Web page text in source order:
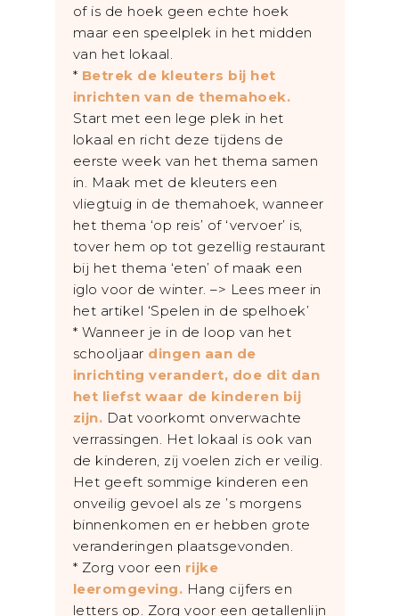
of is de hoek geen echte hoek
maar een speelplek in het midden
van het lokaal.
* Betrek de kleuters bij het
inrichten van de themahoek.
Start met een lege plek in het
lokaal en richt deze tijdens de
eerste week van het thema samen
in. Maak met de kleuters een
vliegtuig in de themahoek, wanneer
het thema ‘op reis’ of ‘vervoer’ is,
tover hem op tot gezellig restaurant
bij het thema ‘eten’ of maak een
iglo voor de winter. –> Lees meer in
het artikel ‘Spelen in de spelhoek’
* Wanneer je in de loop van het
schooljaar dingen aan de
inrichting verandert, doe dit dan
het liefst waar de kinderen bij
zijn. Dat voorkomt onverwachte
verrassingen. Het lokaal is ook van
de kinderen, zij voelen zich er veilig.
Het geeft sommige kinderen een
onveilig gevoel als ze ’s morgens
binnenkomen en er hebben grote
veranderingen plaatsgevonden.
* Zorg voor een rijke
leeromgeving. Hang cijfers en
letters op. Zorg voor een getallenlijn